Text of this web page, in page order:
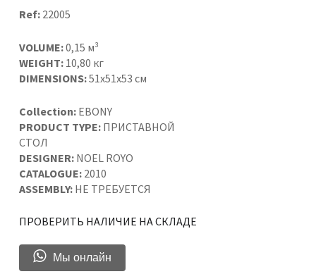
Ref:22005
VOLUME:0,15 м³
WEIGHT: 10,80 кг
DIMENSIONS:51x51x53 см
Collection: EBONY
PRODUCT TYPE: ПРИСТАВНОЙ
СТОЛ
DESIGNER: NOEL ROYO
CATALOGUE: 2010
ASSEMBLY: НЕ ТРЕБУЕТСЯ
ПРОВЕРИТЬ НАЛИЧИЕ НА СКЛАДЕ
Мы онлайн